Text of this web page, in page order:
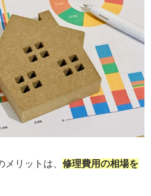
メリットは、修理費用の相場を